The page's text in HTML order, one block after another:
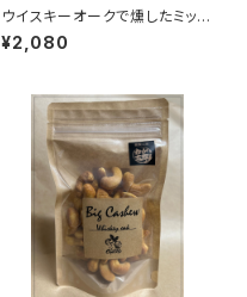
ウイスキーオークで燻したミック
スナッツ（200g入り）
¥2,080